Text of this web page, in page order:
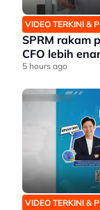
VIDEO TERKINI &
SPRM rakam
CFO lebih
5 hours ago
VIDEO TERKINI &